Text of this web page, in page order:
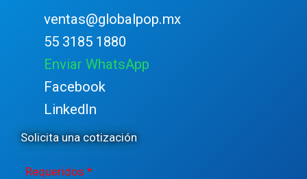
ventas@globalpop.mx
55 3185 1880
Enviar WhatsApp
Facebook
LinkedIn
Solicita una cotización
Requeridos *